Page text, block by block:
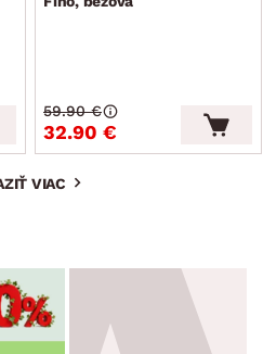
32.90 €
59.90 €
VIAC